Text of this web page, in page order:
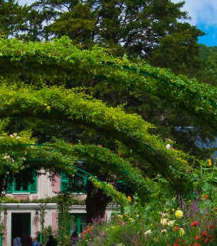
TRAININGEN & WORKSHOPS
PROJECTEN
KENNISBANK
OVER ONS
OVER ONS
ONZE AANPAK
WERKEN BIJ EXCEPT
NIEUWS & EVENEMENTEN
ONS TEAM